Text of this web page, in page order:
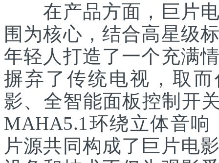
在产品方面，巨片电
围为核心，结合高星级
年轻人打造了一个充满
摒弃了传统电视，取
影、全智能面板控制开
MAHA5.1环绕立体音响
片源共同构成了巨片电